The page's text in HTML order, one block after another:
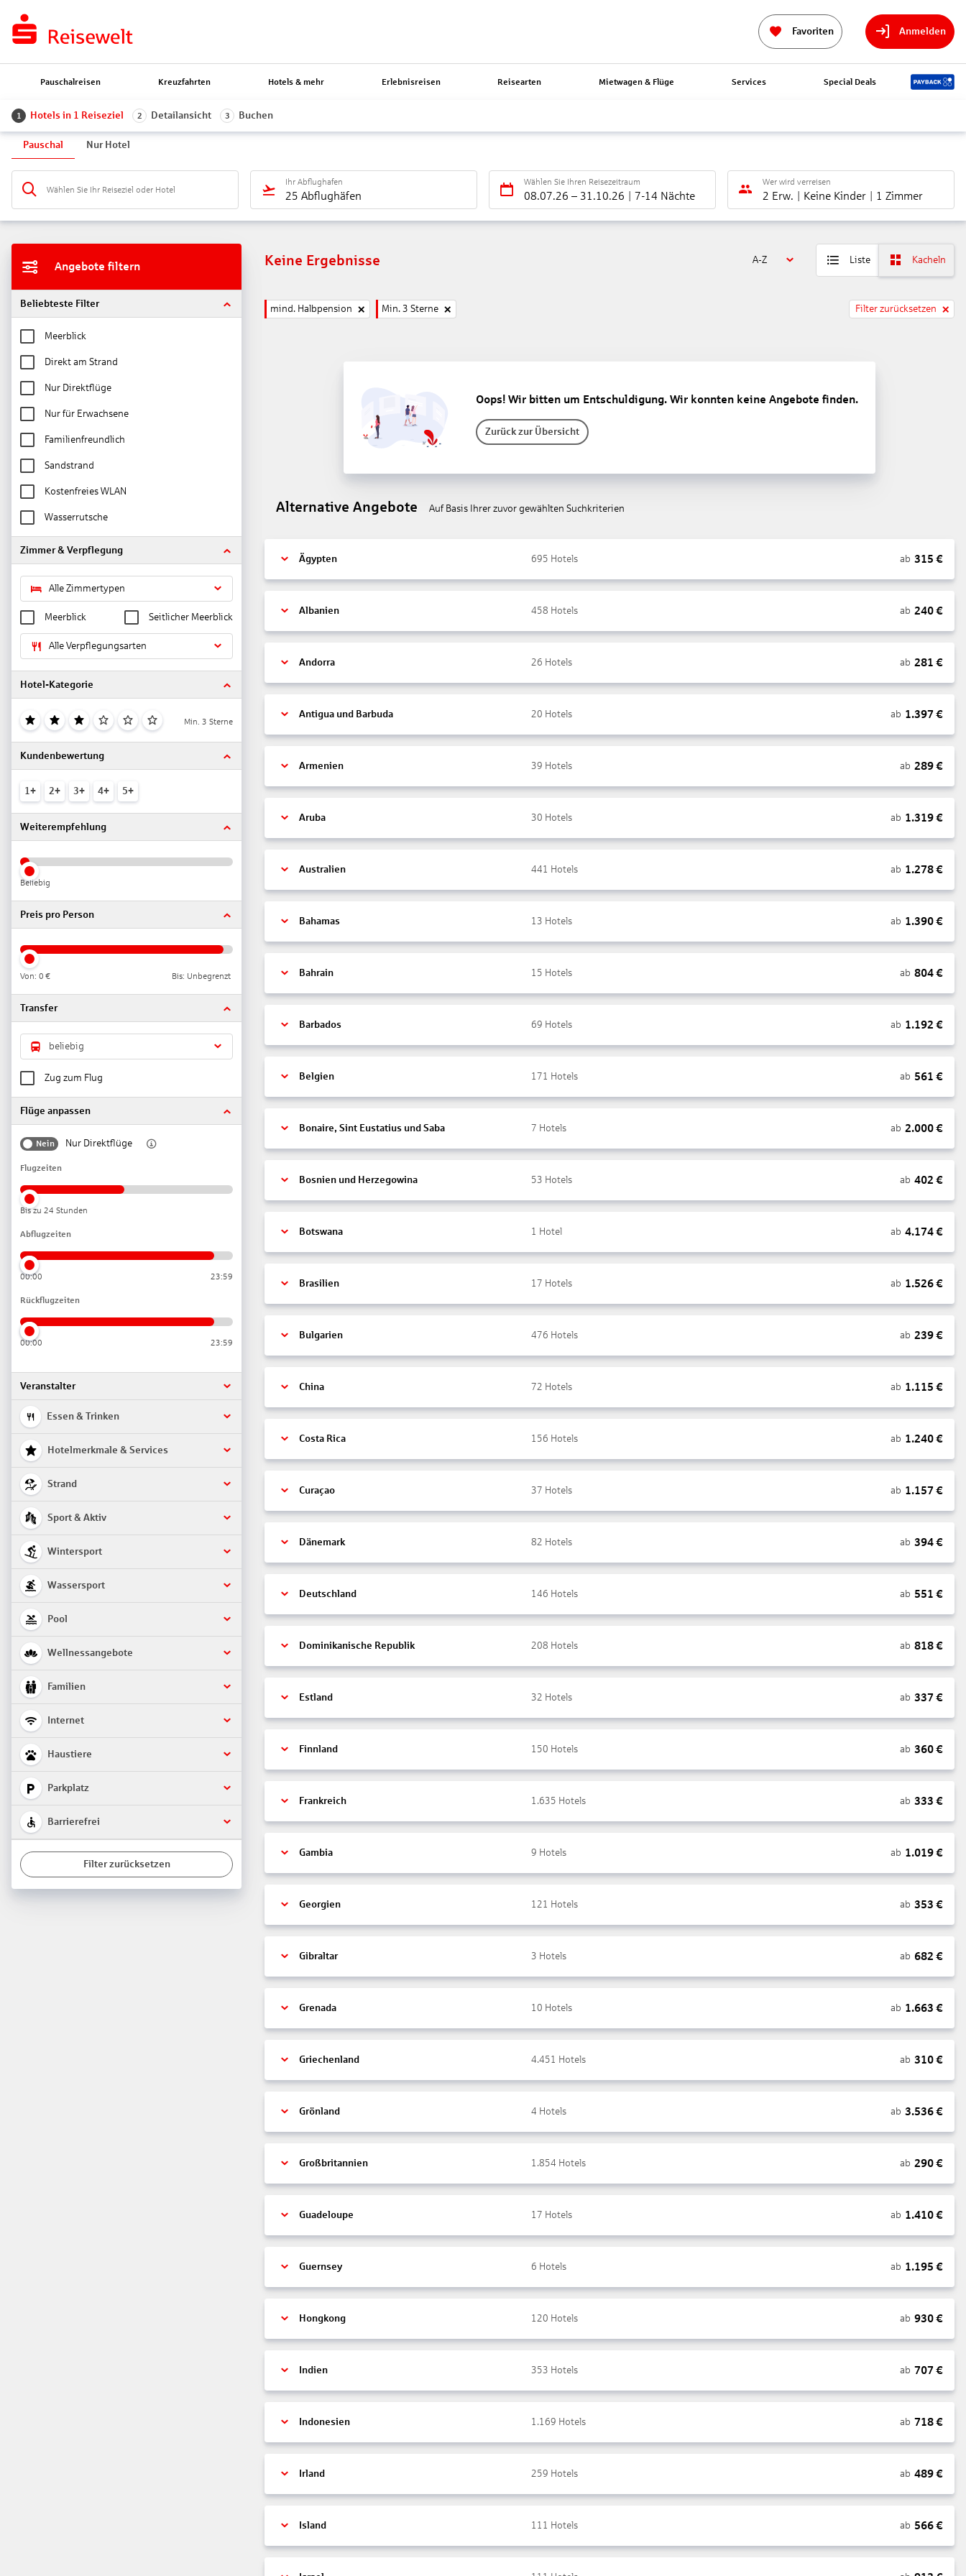
Favoriten Anmelden
Pauschalreisen Kreuzfahrten Hotels & mehr Erlebnisreisen Reisearten Mietwagen & Flüge Services Special Deals
1 Hotels in 1 Reiseziel 2 Detailansicht 3 Buchen
Pauschal Nur Hotel
Wählen Sie Ihr Reiseziel oder Hotel
Ihr Abflughafen
25 Abflughäfen
Wählen Sie Ihren Reisezeitraum
08.07.26 – 31.10.26 7-14 Nächte
Wer wird verreisen
2 Erw. Keine Kinder 1 Zimmer
Angebote filtern
Beliebteste Filter
Meerblick
Direkt am Strand
Nur Direktflüge
Nur für Erwachsene
Familienfreundlich
Sandstrand
Kostenfreies WLAN
Wasserrutsche
Zimmer & Verpflegung
Alle Zimmertypen
Meerblick Seitlicher Meerblick
Alle Verpflegungsarten
Hotel-Kategorie
Min. 3 Sterne
Kundenbewertung
1+ 2+ 3+ 4+ 5+
Weiterempfehlung
Beliebig
Preis pro Person
Von: 0 € Bis: Unbegrenzt
Transfer
beliebig
Zug zum Flug
Flüge anpassen
Nein Nur Direktflüge
Flugzeiten
Bis zu 24 Stunden
Abflugzeiten
00:00 23:59
Rückflugzeiten
00:00 23:59
Veranstalter
Essen & Trinken
Hotelmerkmale & Services
Strand
Sport & Aktiv
Wintersport
Wassersport
Pool
Wellnessangebote
Familien
Internet
Haustiere
Parkplatz
Barrierefrei
Filter zurücksetzen
Keine Ergebnisse A-Z Liste Kacheln
mind. Halbpension Min. 3 Sterne Filter zurücksetzen
Oops! Wir bitten um Entschuldigung. Wir konnten keine Angebote finden.
Zurück zur Übersicht
Alternative Angebote Auf Basis Ihrer zuvor gewählten Suchkriterien
Ägypten 695 Hotels ab 315 €
Albanien 458 Hotels ab 240€
Andorra 26 Hotels ab 281 €
Antigua und Barbuda 20 Hotels ab 1.397 €
Armenien 39 Hotels ab 289€
Aruba 30 Hotels ab 1.319€
Australien 441 Hotels ab 1.278€
Bahamas 13 Hotels ab 1.390€
Bahrain 15 Hotels ab 804€
Barbados 69 Hotels ab 1.192 €
Belgien 171 Hotels ab 561 €
Bonaire, Sint Eustatius und Saba 7 Hotels ab 2.000€
Bosnien und Herzegowina 53 Hotels ab 402 €
Botswana 1 Hotel ab 4.174€
Brasilien 17 Hotels ab 1.526€
Bulgarien 476 Hotels ab 239€
China 72 Hotels ab 1.115 €
Costa Rica 156 Hotels ab 1.240€
Curaçao 37 Hotels ab 1.157 €
Dänemark 82 Hotels ab 394€
Deutschland 146 Hotels ab 551 €
Dominikanische Republik 208 Hotels ab 818€
Estland 32 Hotels ab 337 €
Finnland 150 Hotels ab 360€
Frankreich 1.635 Hotels ab 333 €
Gambia 9 Hotels ab 1.019€
Georgien 121 Hotels ab 353 €
Gibraltar 3 Hotels ab 682 €
Grenada 10 Hotels ab 1.663 €
Griechenland 4.451 Hotels ab 310€
Grönland 4 Hotels ab 3.536€
Großbritannien 1.854 Hotels ab 290€
Guadeloupe 17 Hotels ab 1.410€
Guernsey 6 Hotels ab 1.195 €
Hongkong 120 Hotels ab 930€
Indien 353 Hotels ab 707 €
Indonesien 1.169 Hotels ab 718€
Irland 259 Hotels ab 489€
Island 111 Hotels ab 566€